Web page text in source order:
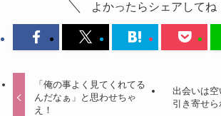
よかったらシェアしてね
「俺の事よく見てくれてる
んだなぁ」と思わせちゃ
え！
出会いは空
引き寄せら